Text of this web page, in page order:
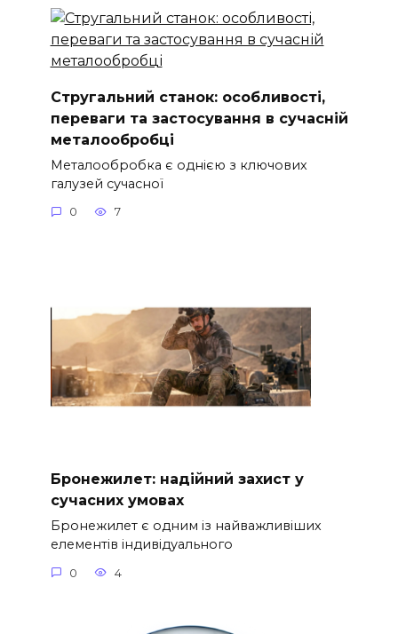
Стругальний станок: особливості,
переваги та застосування в сучасній
металообробці
Металообробка є однією з ключових
галузей сучасної
0 7
Бронежилет: надійний захист у
сучасних умовах
Бронежилет є одним із найважливіших
елементів індивідуального
0 4